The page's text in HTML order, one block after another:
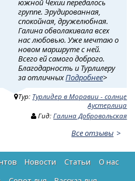
южной Чехии передалось
группе. Эрудированная,
спокойная, дружелюбная.
Галина обволакивала всех
нас любовью. Уже мечтаю о
новом маршруте с ней.
Всего ей самого доброго.
Благодарность и Турлилеру
за отличныхПодробнее>
Тур: Турлидер в Моравии - солнце
Аустерлица
Гид:Галина Добровольская
Все отзывы
Новости Статьи
О нас